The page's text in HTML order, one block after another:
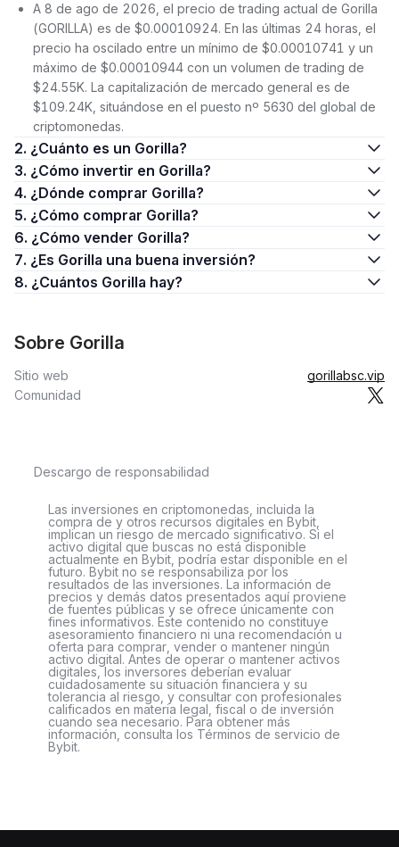
A 8 de ago de 2026, el precio de trading actual de Gorilla
(GORILLA) es de $0.00010924. En las últimas 24 horas, el
precio ha oscilado entre un mínimo de $0.00010741 y un
máximo de $0.00010944 con un volumen de trading de
$24.55K. La capitalización de mercado general es de
$109.24K, situándose en el puesto nº 5630 del global de
criptomonedas.
2. ¿Cuánto es un Gorilla?
3. ¿Cómo invertir en Gorilla?
4. ¿Dónde comprar Gorilla?
5. ¿Cómo comprar Gorilla?
6. ¿Cómo vender Gorilla?
7. ¿Es Gorilla una buena inversión?
8. ¿Cuántos Gorilla hay?
Sobre Gorilla
Sitio web
gorillabsc.vip
Comunidad
Descargo de responsabilidad
Las inversiones en criptomonedas, incluida la
compra de y otros recursos digitales en Bybit,
implican un riesgo de mercado significativo. Si el
activo digital que buscas no está disponible
actualmente en Bybit, podría estar disponible en el
futuro. Bybit no se responsabiliza por los
resultados de las inversiones. La información de
precios y demás datos presentados aquí proviene
de fuentes públicas y se ofrece únicamente con
fines informativos. Este contenido no constituye
asesoramiento financiero ni una recomendación u
oferta para comprar, vender o mantener ningún
activo digital. Antes de operar o mantener activos
digitales, los inversores deberían evaluar
cuidadosamente su situación financiera y su
tolerancia al riesgo, y consultar con profesionales
calificados en materia legal, fiscal o de inversión
cuando sea necesario. Para obtener más
información, consulta los Términos de servicio de
Bybit.